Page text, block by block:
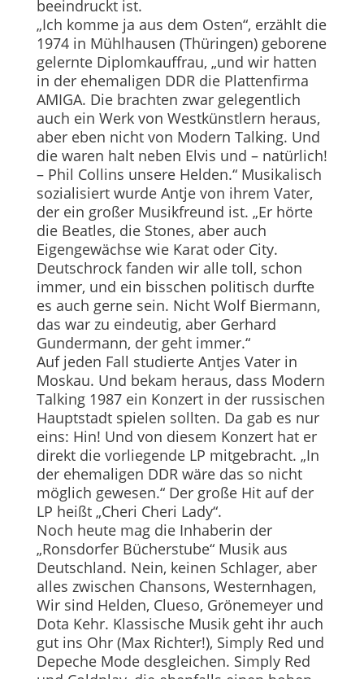
beeindruckt ist.
„Ich komme ja aus dem Osten“, erzählt die
1974 in Mühlhausen (Thüringen) geborene
gelernte Diplomkauffrau, „und wir hatten
in der ehemaligen DDR die Plattenfirma
AMIGA. Die brachten zwar gelegentlich
auch ein Werk von Westkünstlern heraus,
aber eben nicht von Modern Talking. Und
die waren halt neben Elvis und – natürlich!
– Phil Collins unsere Helden.“ Musikalisch
sozialisiert wurde Antje von ihrem Vater,
der ein großer Musikfreund ist. „Er hörte
die Beatles, die Stones, aber auch
Eigengewächse wie Karat oder City.
Deutschrock fanden wir alle toll, schon
immer, und ein bisschen politisch durfte
es auch gerne sein. Nicht Wolf Biermann,
das war zu eindeutig, aber Gerhard
Gundermann, der geht immer.“
Auf jeden Fall studierte Antjes Vater in
Moskau. Und bekam heraus, dass Modern
Talking 1987 ein Konzert in der russischen
Hauptstadt spielen sollten. Da gab es nur
eins: Hin! Und von diesem Konzert hat er
direkt die vorliegende LP mitgebracht. „In
der ehemaligen DDR wäre das so nicht
möglich gewesen.“ Der große Hit auf der
LP heißt „Cheri Cheri Lady“.
Noch heute mag die Inhaberin der
„Ronsdorfer Bücherstube“ Musik aus
Deutschland. Nein, keinen Schlager, aber
alles zwischen Chansons, Wes­ternhagen,
Wir sind Helden, Clueso, Grönemeyer und
Dota Kehr. Klassische Musik geht ihr auch
gut ins Ohr (Max Richter!), Simply Red und
Depeche Mode desgleichen. Simply Red